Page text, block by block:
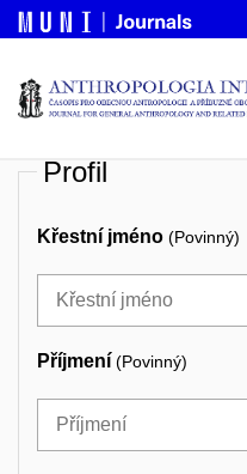
Profil
Křestní jméno (Povinný)
Příjmení (Povinný)